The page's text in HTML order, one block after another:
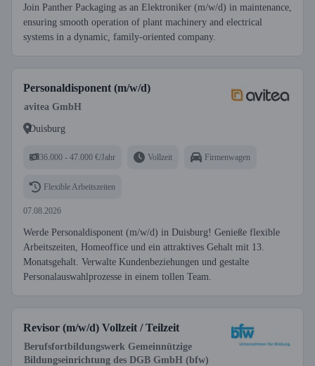
Join Panther Packaging as an Elektroniker (m/w/d) in maintenance,
ensuring smooth operation of plant machinery and electrical
systems in a dynamic, family-oriented company.
Personaldisponent (m/w/d)
avitea GmbH
Duisburg
36.000 - 47.000 €/Jahr Vollzeit Firmenwagen
Flexible Arbeitszeiten
07.08.2026
Werde Personaldisponent (m/w/d) in Duisburg! Genieße flexible
Arbeitszeiten, Homeoffice und ein attraktives Gehalt mit 13.
Monatsgehalt. Verwalte Kundenbeziehungen und gestalte
Personalauswahlprozesse in einem tollen Team.
Revisor (m/w/d) Vollzeit / Teilzeit
Berufsfortbildungswerk Gemeinnützige
Bildungseinrichtung des DGB GmbH (bfw)